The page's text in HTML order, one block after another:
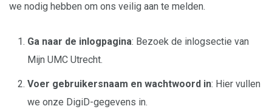
we nodig hebben om ons veilig aan te melden.
Ga naar de inlogpagina: Bezoek de inlogsectie van
Mijn UMC Utrecht.
Voer gebruikersnaam en wachtwoord in: Hier vullen
we onze DigiD-gegevens in.